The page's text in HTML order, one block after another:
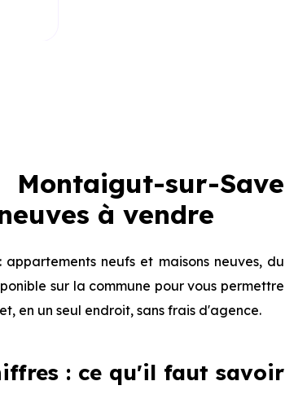
sur-Save
à vendre
neufs et maisons neuves, du
sur la commune pour vous permettre
en un seul endroit, sans frais d'agence.
: ce qu'il faut savoir